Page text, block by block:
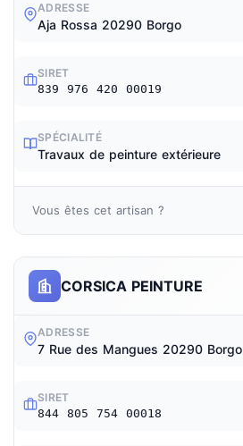
ADRESSE
Aja Rossa 20290 Borgo
SIRET
839 976 420 00019
SPÉCIALITÉ
Travaux de peinture extérieure
Vous êtes cet artisan ?
CORSICA PEINTURE
ADRESSE
7 Rue des Mangues 20290 Borgo
SIRET
844 805 754 00018